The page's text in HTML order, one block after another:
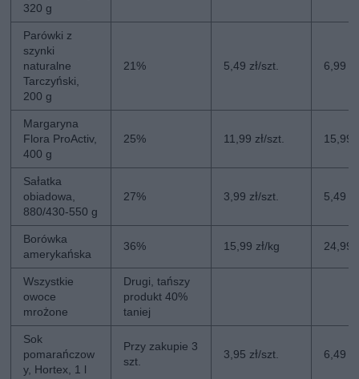
320 g
Parówki z
szynki
naturalne
Tarczyński,
200 g
21% 5,49 zł/szt. 6,99
Margaryna
Flora ProActiv,
400 g
25% 11,99 zł/szt. 15,99
Sałatka
obiadowa,
880/430-550 g
27% 3,99 zł/szt. 5,49
Borówka
amerykańska
36% 15,99 zł/kg 24,99
Wszystkie
owoce
mrożone
Drugi, tańszy
produkt 40%
taniej
Sok
pomarańczow
y, Hortex, 1 l
Przy zakupie 3
szt.
3,95 zł/szt. 6,49